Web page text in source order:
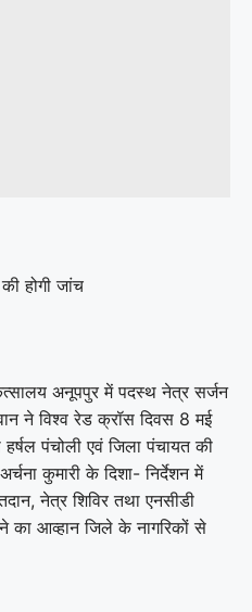
होगी जांच
अनूपपुर में पदस्थ नेत्र सर्जन
ने विश्व रेड क्रॉस दिवस 8 मई
पंचोली एवं जिला पंचायत की
कुमारी के दिशा- निर्देशन में
नेत्र शिविर तथा एनसीडी
का आव्हान जिले के नागरिकों से